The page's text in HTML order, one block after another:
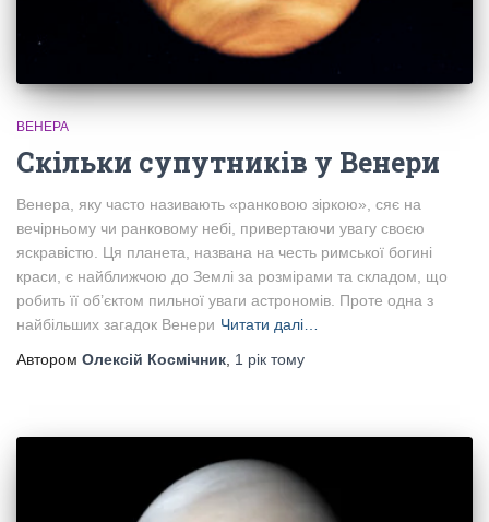
ВЕНЕРА
Скільки супутників у Венери
Венера, яку часто називають «ранковою зіркою», сяє на
вечірньому чи ранковому небі, привертаючи увагу своєю
яскравістю. Ця планета, названа на честь римської богині
краси, є найближчою до Землі за розмірами та складом, що
робить її об’єктом пильної уваги астрономів. Проте одна з
найбільших загадок Венери Читати далі…
Автором Олексій Космічник 1 рік тому